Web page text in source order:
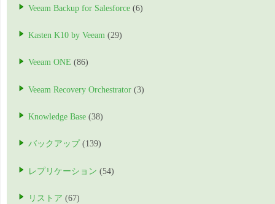
Veeam Backup for Salesforce (6)
Kasten K10 by Veeam (29)
Veeam ONE (86)
Veeam Recovery Orchestrator (3)
Knowledge Base (38)
バックアップ (139)
レプリケーション (54)
リストア (67)